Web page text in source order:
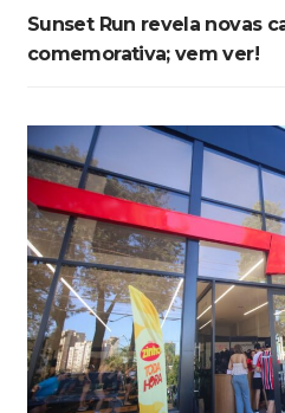
Sunset Run revela novas
comemorativa; vem ver!